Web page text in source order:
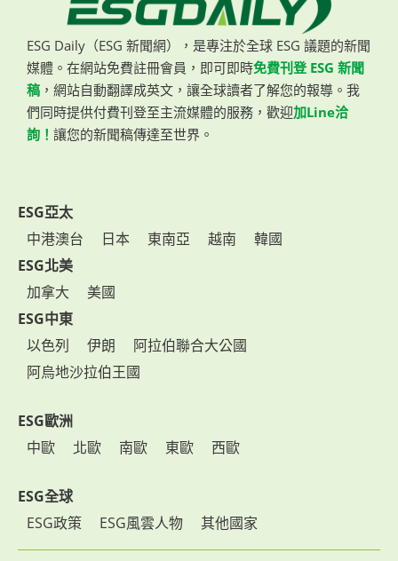
ESG Daily（ESG 新聞網），是專注於全球 ESG 議題的新聞
媒體。在網站免費註冊會員，即可即時免費刊登 ESG 新聞
稿 ，網站自動翻譯成英文，讓全球讀者了解您的報導。我
們同時提供付費刊登至主流媒體的服務，歡迎加Line洽
詢！ 讓您的新聞稿傳達至世界。
ESG亞太
中港澳台
日本 東南亞 越南
韓國
ESG北美
加拿大
美國
ESG中東
以色列
伊朗
阿拉伯聯合大公國
阿烏地沙拉伯王國
ESG歐洲
中歐
北歐 南歐 東歐 西歐
ESG全球
ESG政策
ESG風雲人物 其他國家